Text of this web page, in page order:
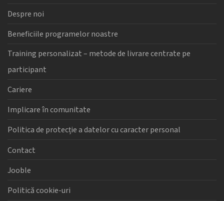
Despre noi
Beneficiile programelor noastre
Training personalizat – metode de livrare centrate pe
participant
Cariere
Implicare în comunitate
Politica de protecție a datelor cu caracter personal
Contact
Jooble
Politică cookie-uri